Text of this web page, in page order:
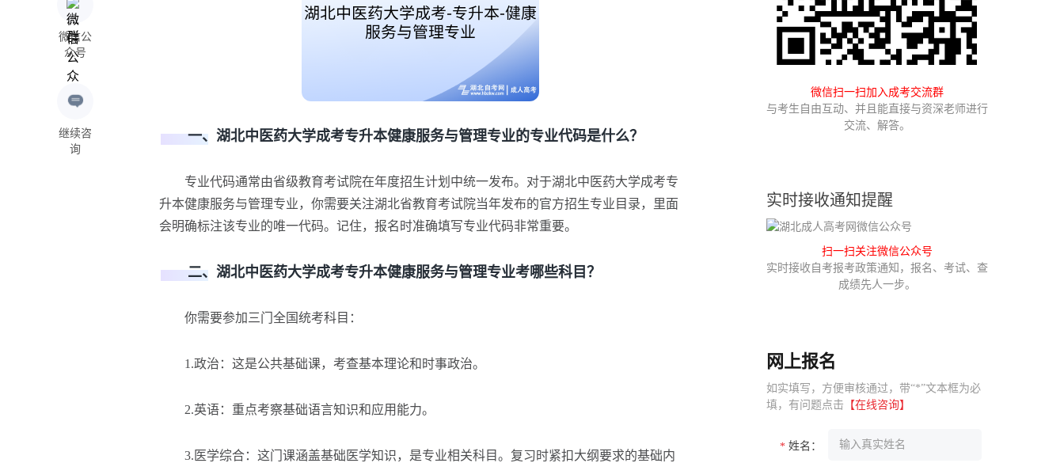
微信公
众号
继续咨
询
一、湖北中医药大学成考专升本健康服务与管理专业的专业代码是什么？
专业代码通常由省级教育考试院在年度招生计划中统一发布。对于湖北中医药大学成考专
升本健康服务与管理专业，你需要关注湖北省教育考试院当年发布的官方招生专业目录，里面
会明确标注该专业的唯一代码。记住，报名时准确填写专业代码非常重要。
二、湖北中医药大学成考专升本健康服务与管理专业考哪些科目？
你需要参加三门全国统考科目：
1.政治：这是公共基础课，考查基本理论和时事政治。
2.英语：重点考察基础语言知识和应用能力。
3.医学综合：这门课涵盖基础医学知识，是专业相关科目。复习时紧扣大纲要求的基础内
微信扫一扫加入成考交流群
与考生自由互动、并且能直接与资深老师进行
交流、解答。
实时接收通知提醒
扫一扫关注微信公众号
实时接收自考报考政策通知，报名、考试、查
成绩先人一步。
网上报名
如实填写，方便审核通过，带“*”文本框为必
填，有问题点击 【在线咨询】
* 姓名：